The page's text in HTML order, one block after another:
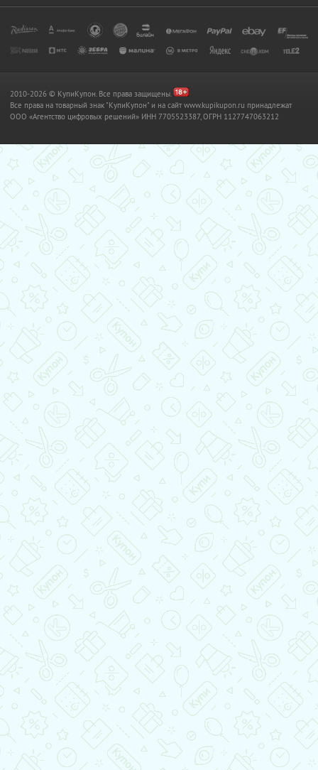
2010-2026 © КупиКупон. Все права защищены.
Все права на товарный знак "КупиКупон" и на сайт www.kupikupon.ru принадлежат
OOO «Агентство цифровых решений» ИНН 7705523387, ОГРН 1127747063212